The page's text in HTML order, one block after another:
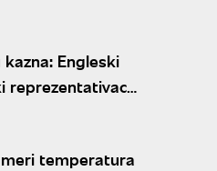
aferu
Engleski
reprezentativac
napad u noćnom
temperatura